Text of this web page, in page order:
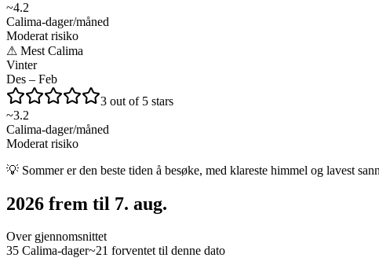
~4.2
Calima-dager/måned
Moderat risiko
⚠ Mest Calima
Vinter
Des – Feb
3 out of 5 stars
~3.2
Calima-dager/måned
Moderat risiko
💡 Sommer er den beste tiden å besøke, med klareste himmel og lavest
2026 frem til 7. aug.
Over gjennomsnittet
35 Calima-dager~21 forventet til denne dato